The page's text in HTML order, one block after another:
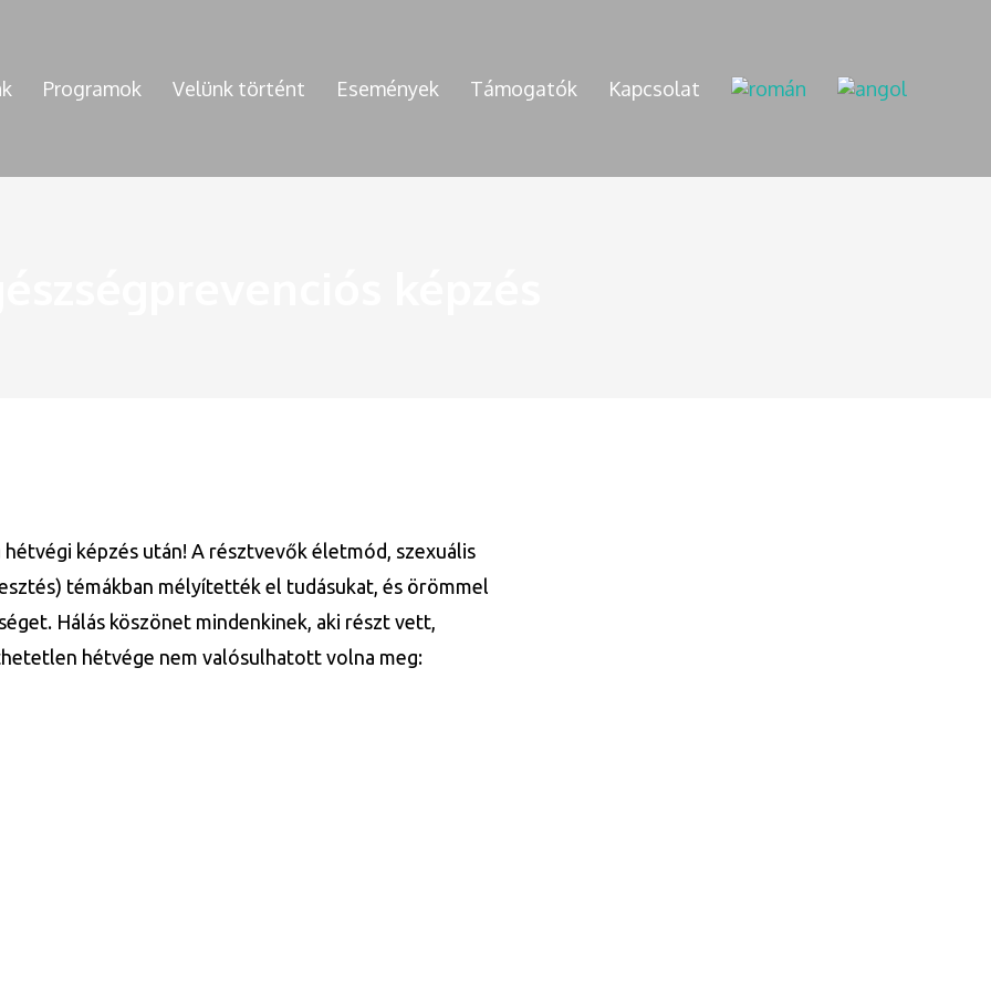
Programok Velünk történt Események Támogatók Kapcsolat
képzés után! A résztvevők életmód, szexuális
témákban mélyítették el tudásukat, és örömmel
Hálás köszönet mindenkinek, aki részt vett,
hétvége nem valósulhatott volna meg: